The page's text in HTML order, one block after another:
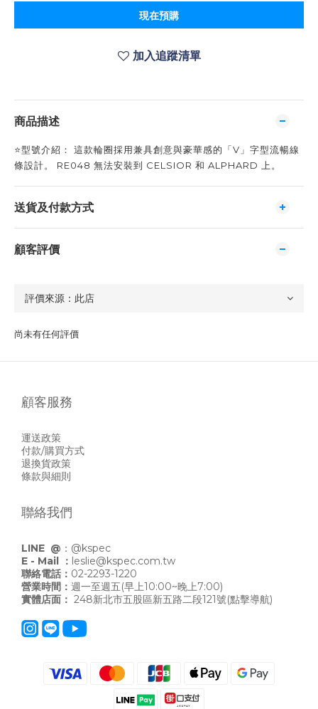
現在預購
加入追蹤清單
商品描述
⭐️型號介紹： 這款輪圈採用兼具創意與豪華感的「V」字型流暢線
條設計。 RE048 無法安裝到 CELSIOR 和 ALPHARD 上。
送貨及付款方式
顧客評價
尚未有任何評價
顧客服務
運送政策
付款/購買方式
退換貨政策
條款與細則
聯絡我們
LINE @ ： @kspec
E - Mail ： leslie@kspec.com.tw
聯絡電話： 02-2293-1220
營業時間： 週一至週五(早上10:00~晚上7:00)
實體店面： 248新北市五股區新五路二段121號(點擊導航)